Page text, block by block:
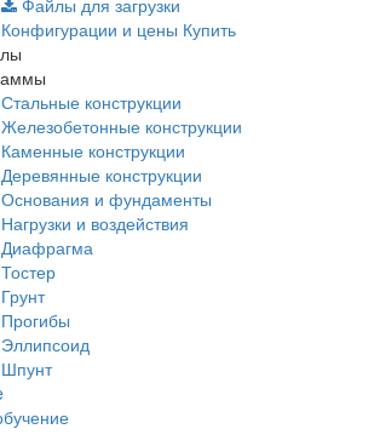
Конфигурации и цены Купить
Стальные конструкции
Железобетонные конструкции
Каменные конструкции
Деревянные конструкции
Основания и фундаменты
Нагрузки и воздействия
Диафрагма
Тостер
Грунт
Прогибы
Эллипсоид
Шпунт